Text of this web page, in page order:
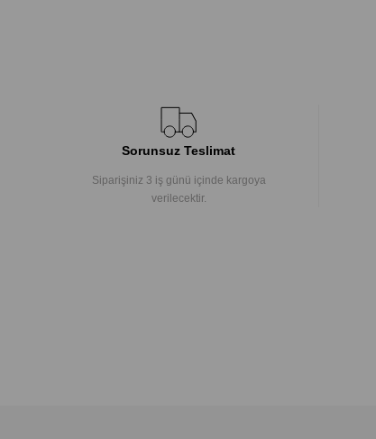
Sorunsuz Teslimat
Siparişiniz 3 iş günü içinde kargoya
verilecektir.